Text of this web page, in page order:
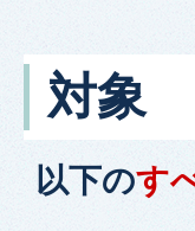
対象
以下のす